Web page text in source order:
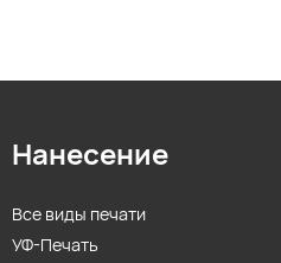
Нанесение
Все виды печати
УФ-Печать